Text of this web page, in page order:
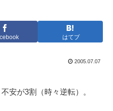
はてブ
2005.07.07
安が3割（時々逆転）。